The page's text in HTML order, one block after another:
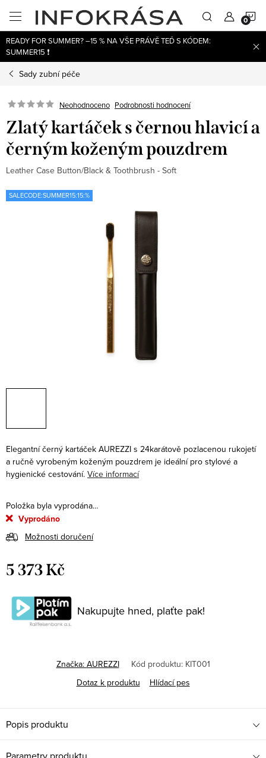
obsah
READY FOR SUMMER? –15 % NA VŠE PRÁVĚ TEĎ S KÓDEM:
SUMMER15 ❗
Sady zubní péče
Neohodnoceno Podrobnosti hodnocení
Zlatý kartáček s černou hlavicí a
černým koženým pouzdrem
Leather Case Button/Black & Toothbrush - Soft
SALECODE:SUMMER15:15:%
Elegantní černý kartáček AUREZZI s 24karátově pozlacenou rukojetí
a ručně vyrobeným koženým pouzdrem je ideální pro stylové a
hygienické cestování. Více informací
Položka byla vyprodána…
Vyprodáno
Možnosti doručení
5 373 Kč
cena:
Nakupujte hned, plaťte pak!
Značka: AUREZZI Kód produktu: KIT001
Dotaz k produktu
Hlídací pes
Popis produktu
Parametry produktu